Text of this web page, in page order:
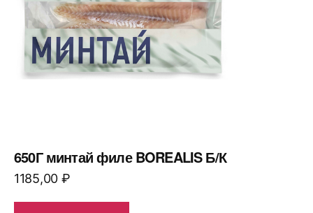
650Г минтай филе BOREALIS Б/К
1185,00 ₽